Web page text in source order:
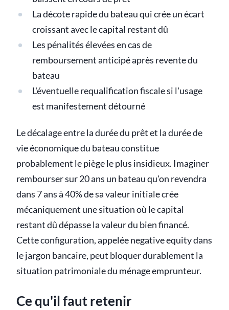
La décote rapide du bateau qui crée un écart
croissant avec le capital restant dû
Les pénalités élevées en cas de
remboursement anticipé après revente du
bateau
L'éventuelle requalification fiscale si l'usage
est manifestement détourné
Le décalage entre la durée du prêt et la durée de
vie économique du bateau constitue
probablement le piège le plus insidieux. Imaginer
rembourser sur 20 ans un bateau qu'on revendra
dans 7 ans à 40% de sa valeur initiale crée
mécaniquement une situation où le capital
restant dû dépasse la valeur du bien financé.
Cette configuration, appelée negative equity dans
le jargon bancaire, peut bloquer durablement la
situation patrimoniale du ménage emprunteur.
Ce qu'il faut retenir